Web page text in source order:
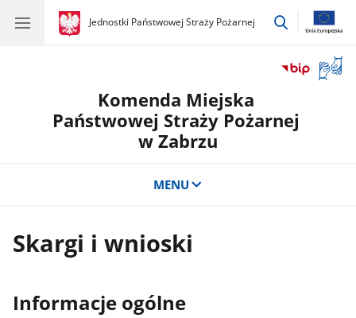
gov.pl
Jednostki Państwowej Straży Pożarnej
gov.pl
Jednostki
przejdź
okno
Komenda Miejska
Państwowej Straży Pożarnej
w Zabrzu
MENU
Skargi i wnioski
Informacje ogólne